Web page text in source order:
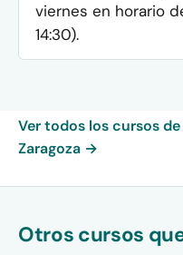
viernes en horario
14:30).
Ver todos los cursos
Zaragoza →
Otros cursos